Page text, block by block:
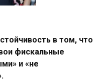
в том, что
фискальные
и «не